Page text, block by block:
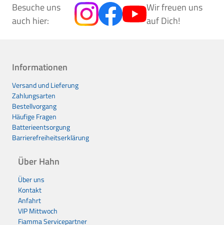
Besuche uns
auch hier:
Wir freuen uns
auf Dich!
Informationen
Versand und Lieferung
Zahlungsarten
Bestellvorgang
Häufige Fragen
Batterieentsorgung
Barrierefreiheitserklärung
Über Hahn
Über uns
Kontakt
Anfahrt
VIP Mittwoch
Fiamma Servicepartner